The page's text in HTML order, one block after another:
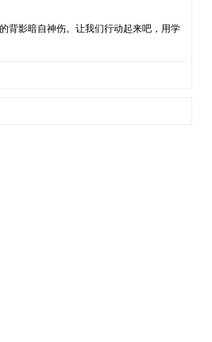
背影暗自神伤。让我们行动起来吧，用学